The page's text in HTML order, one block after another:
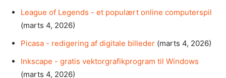
League of Legends - et populært online computerspil
(marts 4, 2026)
Picasa - redigering af digitale billeder (marts 4, 2026)
Inkscape - gratis vektorgrafikprogram til Windows
(marts 4, 2026)